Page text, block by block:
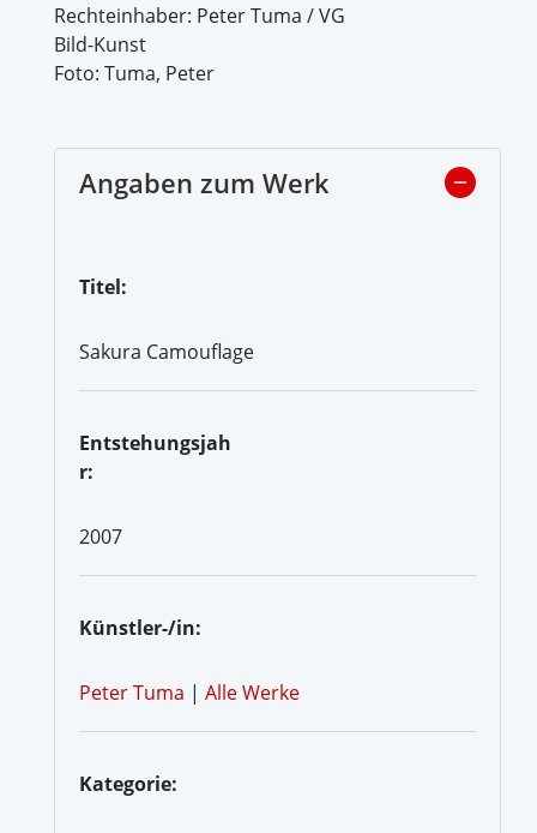
Rechteinhaber: Peter Tuma / VG
Bild-Kunst
Foto: Tuma, Peter
Angaben zum Werk
Titel:
Sakura Camouflage
Entstehungsjah
r:
2007
Künstler-/in:
Peter Tuma | Alle Werke
Kategorie: